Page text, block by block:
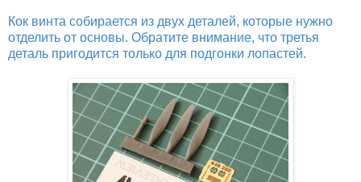
Кок винта собирается из двух деталей, которые нужно
отделить от основы. Обратите внимание, что третья
деталь пригодится только для подгонки лопастей.